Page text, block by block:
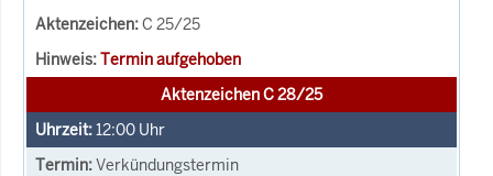
C 25/25
Termin aufgehoben
Aktenzeichen C 28/25
12:00 Uhr
Verkündungstermin